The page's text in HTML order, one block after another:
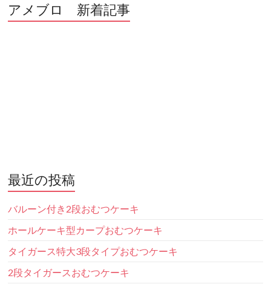
アメブロ 新着記事
最近の投稿
バルーン付き2段おむつケーキ
ホールケーキ型カープおむつケーキ
タイガース特大3段タイプおむつケーキ
2段タイガースおむつケーキ